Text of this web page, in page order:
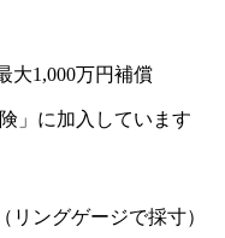
大1,000万円補償
」に加入しています
ングゲージで採寸）